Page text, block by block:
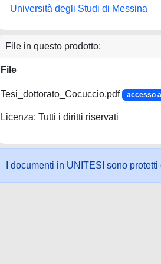
Università degli Studi di Messina
File in questo prodotto:
File
Tesi_dottorato_Cocuccio.pdf accesso
Licenza: Tutti i diritti riservati
I documenti in UNITESI sono